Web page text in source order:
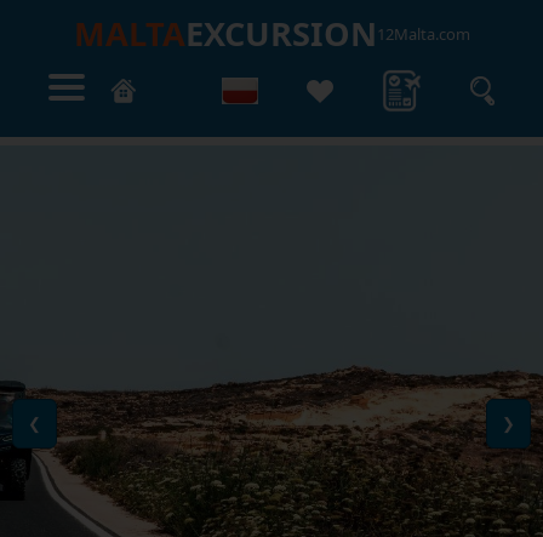
MALTAEXCURSION 12Malta.com
❮ ❯